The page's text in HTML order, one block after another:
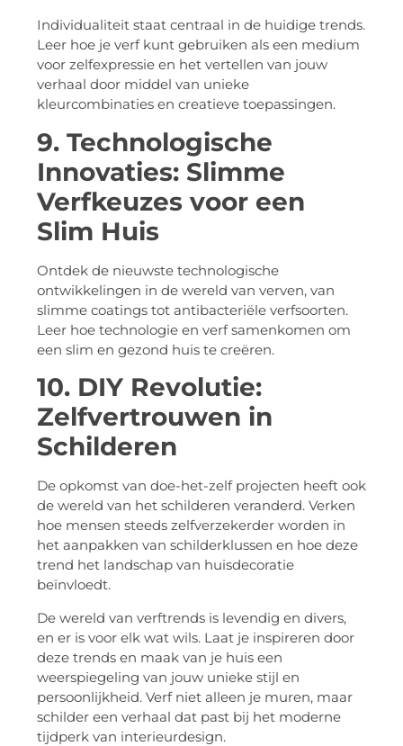
Individualiteit staat centraal in de huidige trends.
Leer hoe je verf kunt gebruiken als een medium
voor zelfexpressie en het vertellen van jouw
verhaal door middel van unieke
kleurcombinaties en creatieve toepassingen.
9. Technologische
Innovaties: Slimme
Verfkeuzes voor een
Slim Huis
Ontdek de nieuwste technologische
ontwikkelingen in de wereld van verven, van
slimme coatings tot antibacteriële verfsoorten.
Leer hoe technologie en verf samenkomen om
een slim en gezond huis te creëren.
10. DIY Revolutie:
Zelfvertrouwen in
Schilderen
De opkomst van doe-het-zelf projecten heeft ook
de wereld van het schilderen veranderd. Verken
hoe mensen steeds zelfverzekerder worden in
het aanpakken van schilderklussen en hoe deze
trend het landschap van huisdecoratie
beïnvloedt.
De wereld van verftrends is levendig en divers,
en er is voor elk wat wils. Laat je inspireren door
deze trends en maak van je huis een
weerspiegeling van jouw unieke stijl en
persoonlijkheid. Verf niet alleen je muren, maar
schilder een verhaal dat past bij het moderne
tijdperk van interieurdesign.